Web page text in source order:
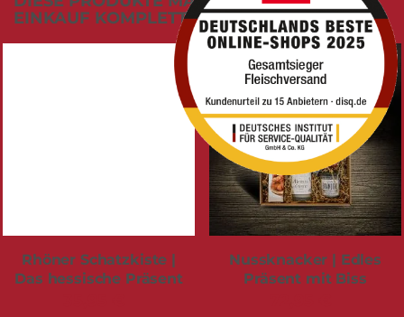
EINKAUF KOMPLETT:
Rhöner Schatzkiste |
Das hessische Präsent
Nussknacker | Edles
Präsent mit Biss